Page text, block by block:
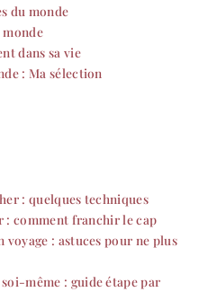
du monde
monde
dans sa vie
: Ma sélection
: quelques techniques
: comment franchir le cap
voyage : astuces pour ne plus
même : guide étape par